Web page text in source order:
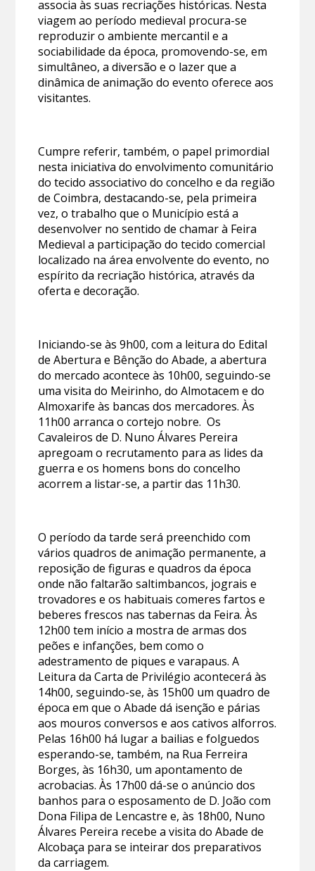
associa às suas recriações históricas. Nesta
viagem ao período medieval procura-se
reproduzir o ambiente mercantil e a
sociabilidade da época, promovendo-se, em
simultâneo, a diversão e o lazer que a
dinâmica de animação do evento oferece aos
visitantes.
Cumpre referir, também, o papel primordial
nesta iniciativa do envolvimento comunitário
do tecido associativo do concelho e da região
de Coimbra, destacando-se, pela primeira
vez, o trabalho que o Município está a
desenvolver no sentido de chamar à Feira
Medieval a participação do tecido comercial
localizado na área envolvente do evento, no
espírito da recriação histórica, através da
oferta e decoração.
Iniciando-se às 9h00, com a leitura do Edital
de Abertura e Bênção do Abade, a abertura
do mercado acontece às 10h00, seguindo-se
uma visita do Meirinho, do Almotacem e do
Almoxarife às bancas dos mercadores. Às
11h00 arranca o cortejo nobre. Os
Cavaleiros de D. Nuno Álvares Pereira
apregoam o recrutamento para as lides da
guerra e os homens bons do concelho
acorrem a listar-se, a partir das 11h30.
O período da tarde será preenchido com
vários quadros de animação permanente, a
reposição de figuras e quadros da época
onde não faltarão saltimbancos, jograis e
trovadores e os habituais comeres fartos e
beberes frescos nas tabernas da Feira. Às
12h00 tem início a mostra de armas dos
peões e infanções, bem como o
adestramento de piques e varapaus. A
Leitura da Carta de Privilégio acontecerá às
14h00, seguindo-se, às 15h00 um quadro de
época em que o Abade dá isenção e párias
aos mouros conversos e aos cativos alforros.
Pelas 16h00 há lugar a bailias e folguedos
esperando-se, também, na Rua Ferreira
Borges, às 16h30, um apontamento de
acrobacias. Às 17h00 dá-se o anúncio dos
banhos para o esposamento de D. João com
Dona Filipa de Lencastre e, às 18h00, Nuno
Álvares Pereira recebe a visita do Abade de
Alcobaça para se inteirar dos preparativos
da carriagem.